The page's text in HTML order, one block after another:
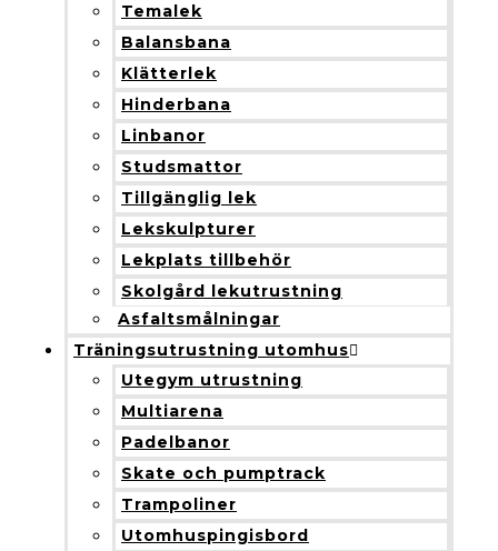
Temalek
Balansbana
Klätterlek
Hinderbana
Linbanor
Studsmattor
Tillgänglig lek
Lekskulpturer
Lekplats tillbehör
Skolgård lekutrustning
Asfaltsmålningar
Träningsutrustning utomhus
Utegym utrustning
Multiarena
Padelbanor
Skate och pumptrack
Trampoliner
Utomhuspingisbord